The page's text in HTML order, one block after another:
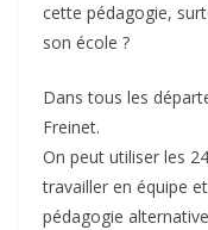
cette pédagogie,
son école ?
Dans tous les
Freinet.
On peut utiliser les
travailler en équipe
pédagogie